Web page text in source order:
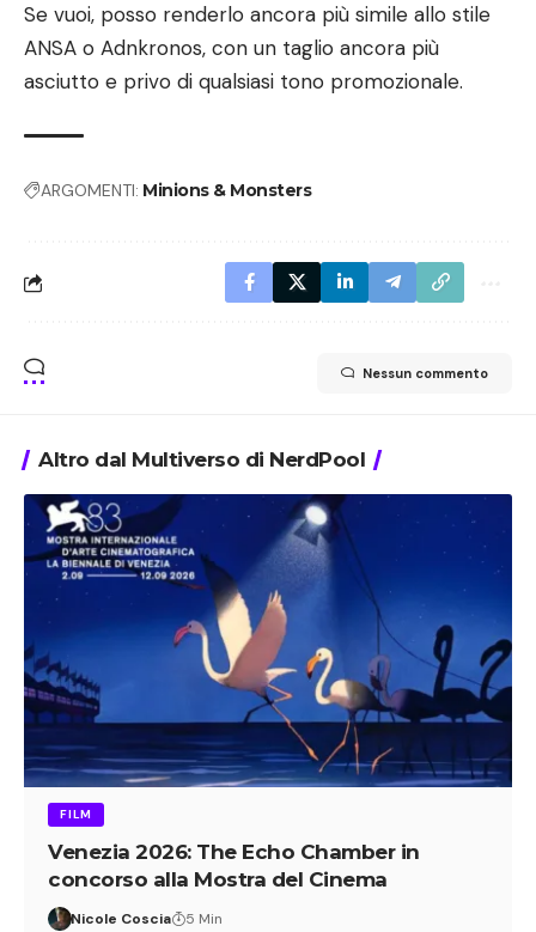
Se vuoi, posso renderlo ancora più simile allo stile
ANSA o Adnkronos, con un taglio ancora più
asciutto e privo di qualsiasi tono promozionale.
ARGOMENTI: Minions & Monsters
Nessun commento
Altro dal Multiverso di NerdPool
FILM
Venezia 2026: The Echo Chamber in
concorso alla Mostra del Cinema
Nicole Coscia 5 Min